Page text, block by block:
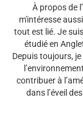
À propos de
m'intéresse
tout est lié. Je
étudié en
Depuis toujours,
contribuer à
dans l’éveil